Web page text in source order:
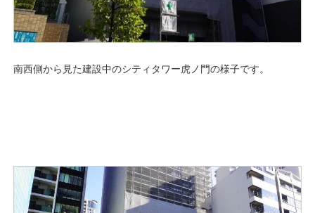
南西側から見た建設中のシティタワー虎ノ門の様子です。